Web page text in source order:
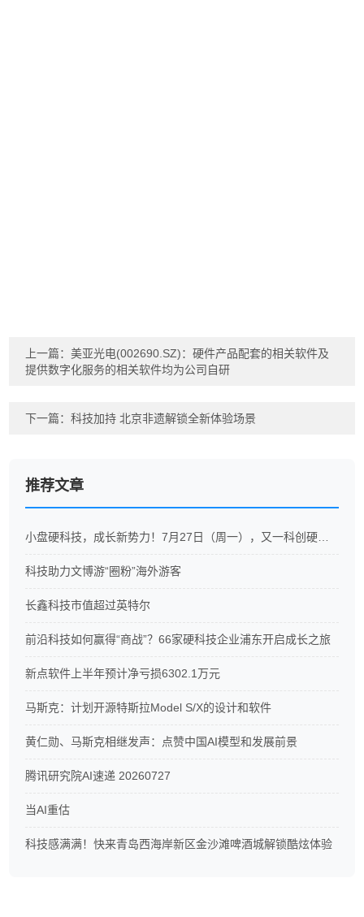
上一篇：美亚光电(002690.SZ)：硬件产品配套的相关软件及
提供数字化服务的相关软件均为公司自研
下一篇：科技加持 北京非遗解锁全新体验场景
推荐文章
科技助力文博游“圈粉”海外游客
长鑫科技市值超过英特尔
前沿科技如何赢得“商战”？66家硬科技企业浦东开启成长之旅
新点软件上半年预计净亏损6302.1万元
马斯克：计划开源特斯拉Model S/X的设计和软件
黄仁勋、马斯克相继发声：点赞中国AI模型和发展前景
腾讯研究院AI速递 20260727
当AI重估
科技感满满！快来青岛西海岸新区金沙滩啤酒城解锁酷炫体验